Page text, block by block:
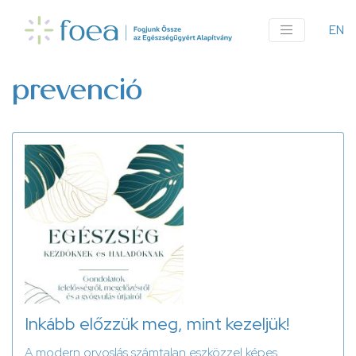
tartalomra
EN
prevenció
Inkább előzzük meg, mint kezeljük!
A modern orvoslás számtalan eszközzel képes